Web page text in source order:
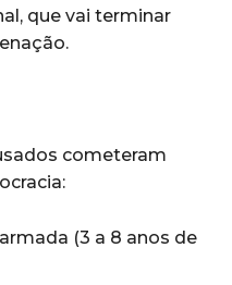
que vai terminar
cometeram
(3 a 8 anos de